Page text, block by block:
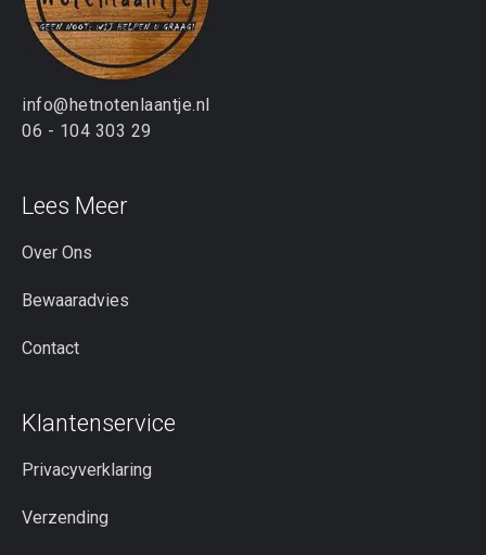
info@hetnotenlaantje.nl
06 - 104 303 29
Lees Meer
Over Ons
Bewaaradvies
Contact
Klantenservice
Privacyverklaring
Verzending